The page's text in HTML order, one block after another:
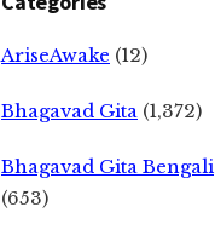
AriseAwake (12)
Bhagavad Gita (1,372)
Bhagavad Gita Bengali
(653)